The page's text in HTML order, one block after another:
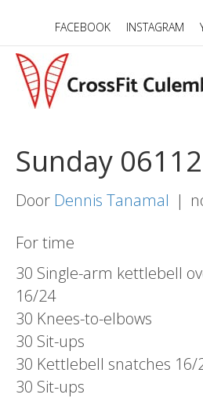
FACEBOOK INSTAGRAM
Sunday
Door Dennis Tanamal |
For time
30 Single-arm kettlebell
16/24
30 Knees-to-elbows
30 Sit-ups
30 Kettlebell snatches 16/
30 Sit-ups